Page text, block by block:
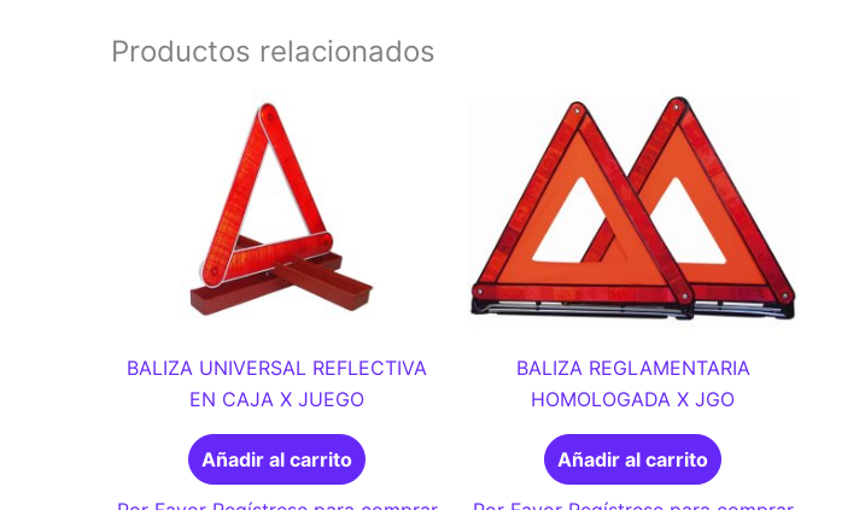
Productos relacionados
BALIZA UNIVERSAL REFLECTIVA
EN CAJA X JUEGO
Añadir al carrito
BALIZA REGLAMENTARIA
HOMOLOGADA X JGO
Añadir al carrito